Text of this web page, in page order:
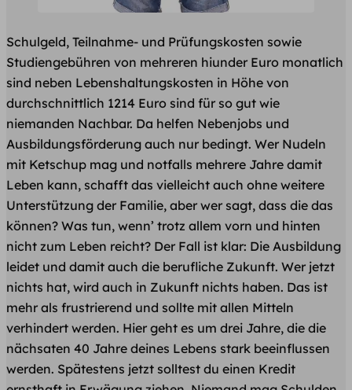
Schulgeld, Teilnahme- und Prüfungskosten sowie
Studiengebühren von mehreren hiunder Euro monatlich
sind neben Lebenshaltungskosten in Höhe von
durchschnittlich 1214 Euro sind für so gut wie
niemanden Nachbar. Da helfen Nebenjobs und
Ausbildungsförderung auch nur bedingt. Wer Nudeln
mit Ketschup mag und notfalls mehrere Jahre damit
Leben kann, schafft das vielleicht auch ohne weitere
Unterstützung der Familie, aber wer sagt, dass die das
können? Was tun, wenn’ trotz allem vorn und hinten
nicht zum Leben reicht? Der Fall ist klar: Die Ausbildung
leidet und damit auch die berufliche Zukunft. Wer jetzt
nichts hat, wird auch in Zukunft nichts haben. Das ist
mehr als frustrierend und sollte mit allen Mitteln
verhindert werden. Hier geht es um drei Jahre, die die
nächsaten 40 Jahre deines Lebens stark beeinflussen
werden. Spätestens jetzt solltest du einen Kredit